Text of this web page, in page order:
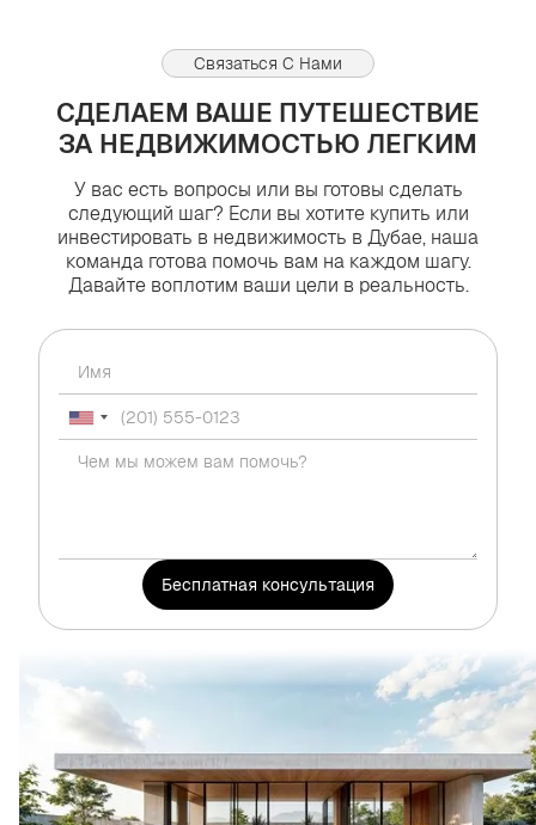
Связаться С Нами
СДЕЛАЕМ ВАШЕ ПУТЕШЕСТВИЕ
ЗА НЕДВИЖИМОСТЬЮ ЛЕГКИМ
У вас есть вопросы или вы готовы сделать
следующий шаг? Если вы хотите купить или
инвестировать в недвижимость в Дубае, наша
команда готова помочь вам на каждом шагу.
Давайте воплотим ваши цели в реальность.